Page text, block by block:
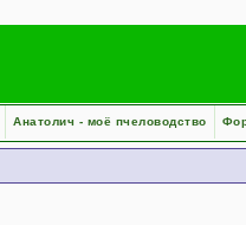
Анатолич - моё пчеловодство